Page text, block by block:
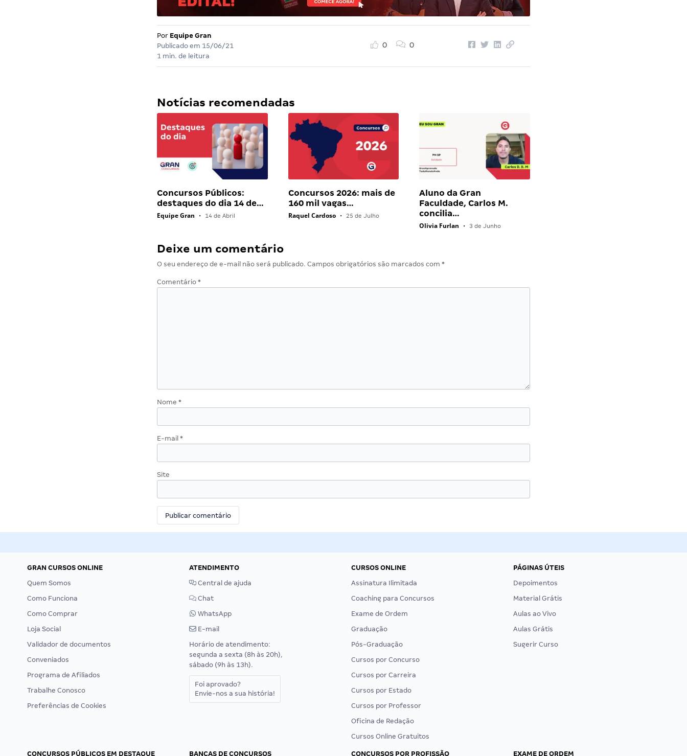
Por Equipe Gran
Publicado em 15/06/21
1 min. de leitura
0 0
Notícias recomendadas
Concursos Públicos:
destaques do dia 14 de…
Equipe Gran • 14 de Abril
Concursos 2026: mais de
160 mil vagas…
Raquel Cardoso • 25 de Julho
Aluno da Gran
Faculdade, Carlos M.
concilia…
Olivia Furlan • 3 de Junho
Deixe um comentário
O seu endereço de e-mail não será publicado. Campos obrigatórios são marcados com *
Comentário *
Nome *
E-mail *
Site
GRAN CURSOS ONLINE
Quem Somos
Como Funciona
Como Comprar
Loja Social
Validador de documentos
Conveniados
Programa de Afiliados
Trabalhe Conosco
Preferências de Cookies
ATENDIMENTO
Central de ajuda
Chat
WhatsApp
E-mail
Horário de atendimento:
segunda a sexta (8h às 20h),
sábado (9h às 13h).
Foi aprovado?
Envie-nos a sua história!
CURSOS ONLINE
Assinatura Ilimitada
Coaching para Concursos
Exame de Ordem
Graduação
Pós-Graduação
Cursos por Concurso
Cursos por Carreira
Cursos por Estado
Cursos por Professor
Oficina de Redação
Cursos Online Gratuitos
PÁGINAS ÚTEIS
Depoimentos
Material Grátis
Aulas ao Vivo
Aulas Grátis
Sugerir Curso
CONCURSOS PÚBLICOS EM DESTAQUE BANCAS DE CONCURSOS CONCURSOS POR PROFISSÃO EXAME DE ORDEM